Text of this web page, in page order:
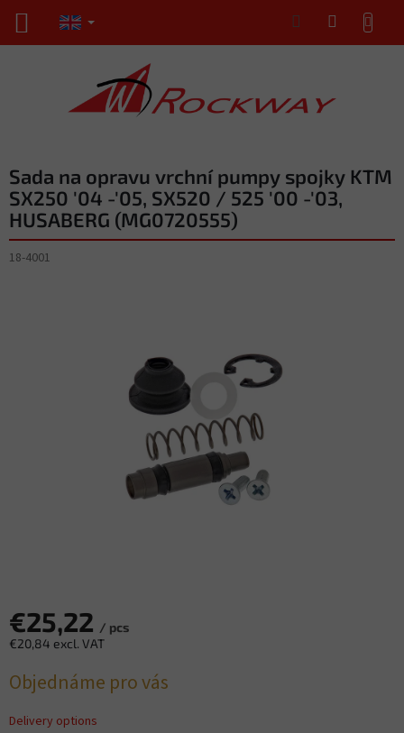
content
SHOPPING
Sada na opravu vrchní pumpy spojky KTM
SX250 '04 -'05, SX520 / 525 '00 -'03,
HUSABERG (MG0720555)
18-4001
€25,22 / pcs
€20,84 excl. VAT
price:
Objednáme pro vás
Delivery options